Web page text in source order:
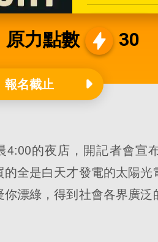
原力點數 30
報名截止
的夜店，開記者會宣
全是白天才發電的太陽
漂綠，得到社會各界廣